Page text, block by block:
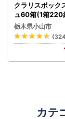
クラリスボック
ュ60箱(1箱
(5個入り×12セ
不可地域：離島
【1256759】
栃木県小山市
カテ